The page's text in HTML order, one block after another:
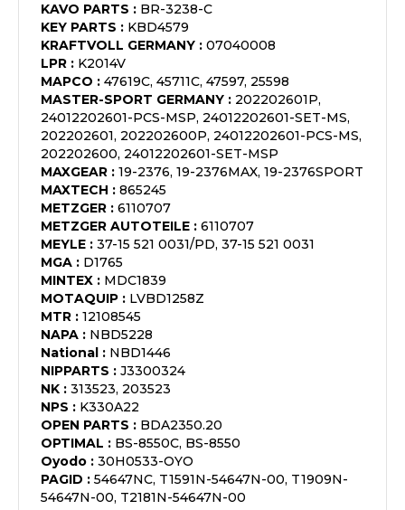
KAVO PARTS : BR-3238-C
KEY PARTS : KBD4579
KRAFTVOLL GERMANY : 07040008
LPR : K2014V
MAPCO : 47619C, 45711C, 47597, 25598
MASTER-SPORT GERMANY : 202202601P,
24012202601-PCS-MSP, 24012202601-SET-MS,
202202601, 202202600P, 24012202601-PCS-MS,
202202600, 24012202601-SET-MSP
MAXGEAR : 19-2376, 19-2376MAX, 19-2376SPORT
MAXTECH : 865245
METZGER : 6110707
METZGER AUTOTEILE : 6110707
MEYLE : 37-15 521 0031/PD, 37-15 521 0031
MGA : D1765
MINTEX : MDC1839
MOTAQUIP : LVBD1258Z
MTR : 12108545
NAPA : NBD5228
National : NBD1446
NIPPARTS : J3300324
NK : 313523, 203523
NPS : K330A22
OPEN PARTS : BDA2350.20
OPTIMAL : BS-8550C, BS-8550
Oyodo : 30H0533-OYO
PAGID : 54647NC, T1591N-54647N-00, T1909N-
54647N-00, T2181N-54647N-00